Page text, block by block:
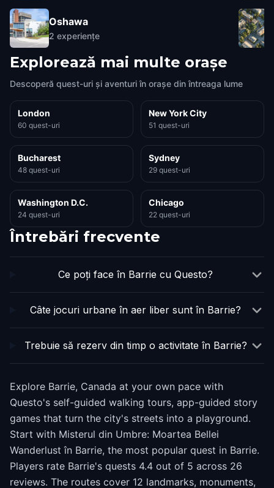
Oshawa
2 experiențe
Explorează mai multe orașe
Descoperă quest-uri și aventuri în orașe din întreaga lume
London
60 quest-uri
New York City
51 quest-uri
Bucharest
48 quest-uri
Sydney
29 quest-uri
Washington D.C.
24 quest-uri
Chicago
22 quest-uri
Întrebări frecvente
Ce poți face în Barrie cu Questo?
Câte jocuri urbane în aer liber sunt în Barrie?
Trebuie să rezerv din timp o activitate în Barrie?
Explore Barrie, Canada at your own pace with
Questo's self-guided walking tours, app-guided story
games that turn the city's streets into a playground.
Start with Misterul din Umbre: Moartea Bellei
Wanderlust în Barrie, the most popular quest in Barrie.
Players rate Barrie's quests 4.4 out of 5 across 26
reviews. The routes cover 12 landmarks, monuments,